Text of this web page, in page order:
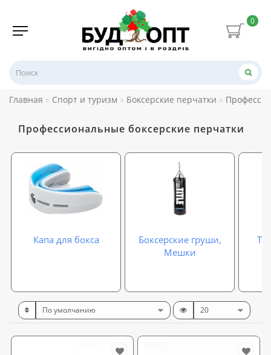
0
Главная Спорт и туризм Боксерские перчатки
Профессиональные боксерские перчатки
Капа для бокса
Боксерские груши,
Мешки